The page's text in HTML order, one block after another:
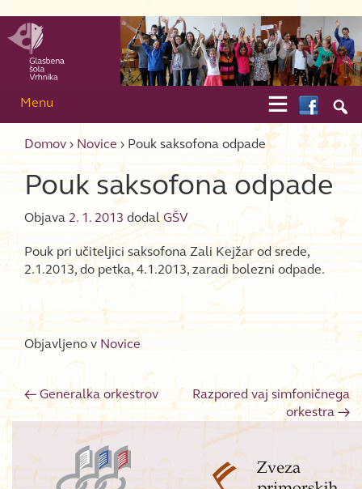

Menu 
Domov › Novice › Pouk saksofona odpade
Pouk saksofona odpade
Objava 2. 1. 2013 dodal GŠV
Pouk pri učiteljici saksofona Zali Kejžar od srede,
2.1.2013, do petka, 4.1.2013, zaradi bolezni odpade.
Objavljeno v Novice
Post navigation
← Generalka orkestrov
Razpored vaj simfoničnega
orkestra →